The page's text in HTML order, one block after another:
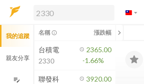
arrow_drop_down
解鎖即時行情及進階功能
方案」，即可解鎖以下功能：
即時行情
即時市況與排行
成交金額熱力圖
我的追蹤
親友分享
edit_note
名稱 info_outline 漲跌幅 chevron_left
台積電
2330
2365.00
-1.66%
聯發科
3920.00